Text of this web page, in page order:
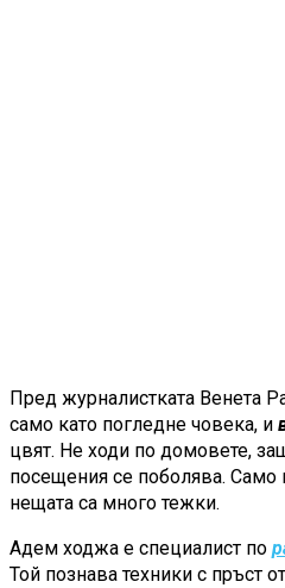
Пред журналистката Венета
само като погледне човека, и
цвят. Не ходи по домовете,
посещения се поболява. Само
нещата са много тежки.
Адем ходжа е специалист по
Той познава техники с пръст